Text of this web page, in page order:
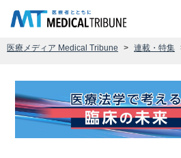
医療メディア Medical Tribune 連載・特集